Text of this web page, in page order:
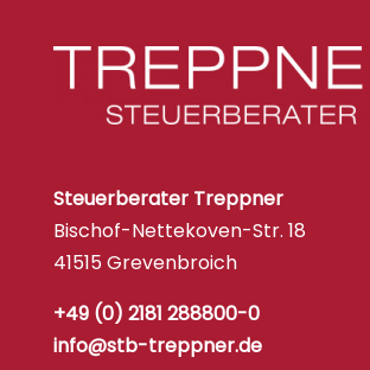
Steuerberater Treppner
Bischof-Nettekoven-Str. 18
41515 Grevenbroich
+49 (0) 2181 288800-0
info@stb-treppner.de